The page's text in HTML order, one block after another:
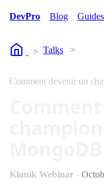
DevPro Blog Guides
HomeTalks
Comment devenir un
Klanik Webinar -